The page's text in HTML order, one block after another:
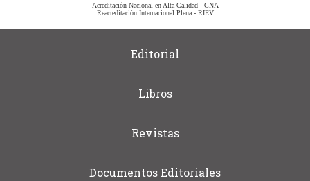
Acreditación Nacional en Alta Calidad - CNA
Reacreditación Internacional Plena - RIEV
Editorial
Libros
Revistas
Documentos Editoriales